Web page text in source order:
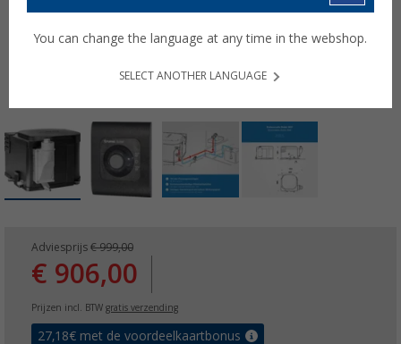
Adviesprijs € 999,00
€ 906,00
Prijzen incl. BTW gratis verzending
27,18€ met de voordeelkaartbonus
You can change the language at any time in the webshop.
SELECT ANOTHER LANGUAGE